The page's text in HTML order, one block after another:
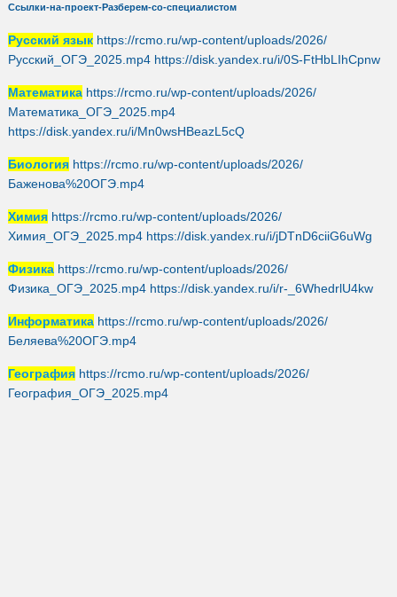
Ссылки-на-проект-Разберем-со-специалистом
Русский язык https://rcmo.ru/wp-content/uploads/2026/
Русский_ОГЭ_2025.mp4 https://disk.yandex.ru/i/0S-FtHbLIhCpnw
Математика https://rcmo.ru/wp-content/uploads/2026/
Математика_ОГЭ_2025.mp4
https://disk.yandex.ru/i/Mn0wsHBeazL5cQ
Биология https://rcmo.ru/wp-content/uploads/2026/
Баженова%20ОГЭ.mp4
Химия https://rcmo.ru/wp-content/uploads/2026/
Химия_ОГЭ_2025.mp4 https://disk.yandex.ru/i/jDTnD6ciiG6uWg
Физика https://rcmo.ru/wp-content/uploads/2026/
Физика_ОГЭ_2025.mp4 https://disk.yandex.ru/i/r-_6WhedrlU4kw
Информатика https://rcmo.ru/wp-content/uploads/2026/
Беляева%20ОГЭ.mp4
География https://rcmo.ru/wp-content/uploads/2026/
География_ОГЭ_2025.mp4